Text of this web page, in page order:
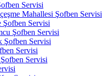
Servisi
Mahallesi Şofben Servisi
Şofben Servisi
Şofben Servisi
Şofben Servisi
Servisi
Servisi